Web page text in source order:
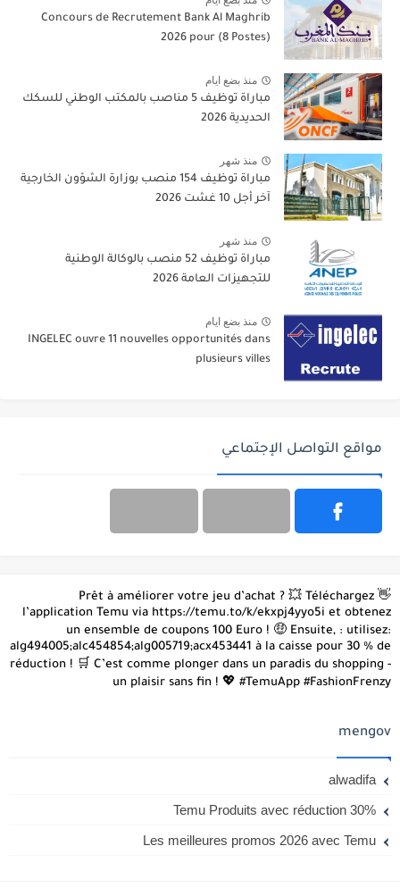
Concours de Recrutement Bank Al Maghrib
2026 pour (8 Postes)
منذ بضع ايام
مباراة توظيف 5 مناصب بالمكتب الوطني للسكك
الحديدية 2026
منذ شهر
مباراة توظيف 154 منصب بوزارة الشؤون الخارجية
آخر أجل 10 غشت 2026
منذ شهر
مباراة توظيف 52 منصب بالوكالة الوطنية
للتجهيزات العامة 2026
منذ بضع ايام
INGELEC ouvre 11 nouvelles opportunités dans
plusieurs villes
مواقع التواصل الإجتماعي
👋 Prêt à améliorer votre jeu d’achat ? 💥 Téléchargez
l’application Temu via https://temu.to/k/ekxpj4yyo5i et obtenez
un ensemble de coupons 100 Euro ! 🤑 Ensuite, : utilisez:
alg494005;alc454854;alg005719;acx453441 à la caisse pour 30 % de
réduction ! 🛒 C’est comme plonger dans un paradis du shopping -
un plaisir sans fin ! 💖 #TemuApp #FashionFrenzy
mengov
alwadifa
Temu Produits avec réduction 30%
Les meilleures promos 2026 avec Temu